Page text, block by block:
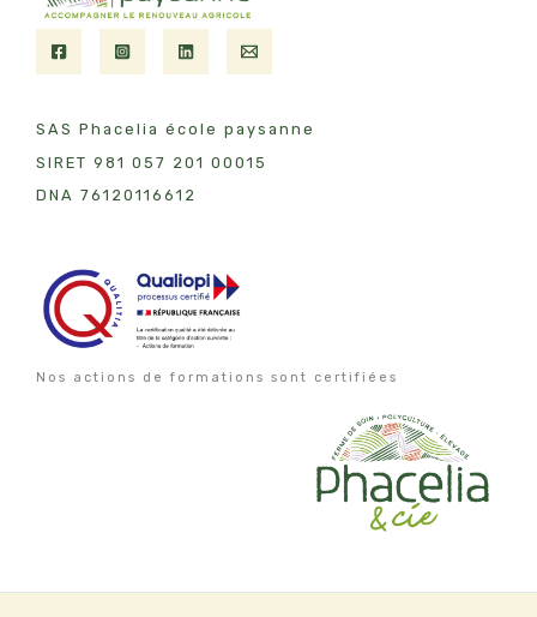
SAS Phacelia école paysanne
SIRET 981 057 201 00015
DNA 7612011 6612
Nos actions de formations sont certifiées